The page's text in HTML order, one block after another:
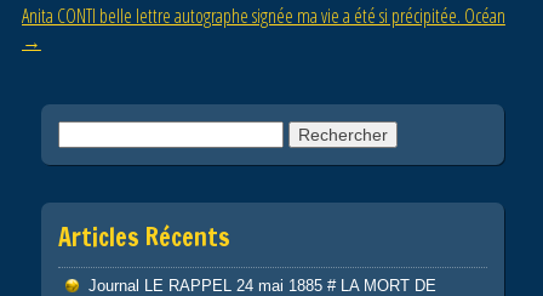
k
Anita CONTI belle lettre autographe signée ma vie a été si précipitée. Océan
→
Articles Récents
Journal LE RAPPEL 24 mai 1885 # LA MORT DE